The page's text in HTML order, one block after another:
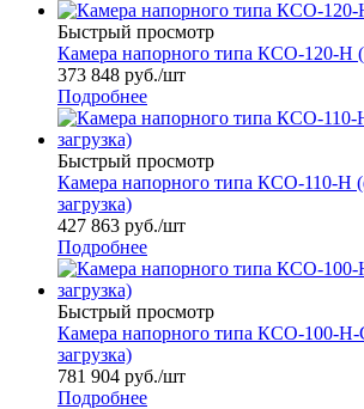
Быстрый просмотр
Камера напорного типа КСО-120-Н
373 848 руб./шт
Подробнее
Быстрый просмотр
Камера напорного типа КСО-110-Н
загрузка)
427 863 руб./шт
Подробнее
Быстрый просмотр
Камера напорного типа КСО-100-
загрузка)
781 904 руб./шт
Подробнее